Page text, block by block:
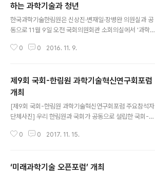
재와 미래’인만큼 발제 및 토론자들은 과학기술의 급속한
발전으로 인해 새롭게 전개될 사회구조적 변화가 청년의
일자리에 미치는 영향을 분석했다. 나아가 과학기술이 청
엇인지 토론했다. 이영무 한양대학교 총장이 ‘이공계 청년
하는 과학기술과 청년
한국과학기술한림원은 신상진·변재일·장병완 의원실과 공
동으로 11월 9일 오전 국회의원회관 소회의실에서 '과학기
구회 포럼'을 개최했다. 이번 포럼에는 각 당 의원들이 대거
일 의원(더불어민주당 청주시청원구·과학기술혁신연구회
공동회장) : “눈부신 발전을 이루어 온 과학기술계인데, 최
근 들어 과학인프라 순위, 산업경쟁력 등이 하락하고 있다.
혁신적인 변화를 모색할 시점이 아닌가 하는 생각이 든다.
과학기술혁신연구회를 통해 지혜로운 해법을 찾아야 할 때
다.” 장병완 의원(국민의당 광주 동구남구 갑·과학기술혁신
0 0 2016. 11. 9.
제9회 국회-한림원 과학기술혁신연구회포럼
개최
[제9회 국회-한림원 과학기술혁신연구회포럼 주요참석자
단체사진] 우리 한림원과 국회가 공동으로 설립한 국회-한
래 과학기술을 위한 정책입법 및 교육, 어떻게 해야 하
고 추진 중인 각종 규제개선과 제도 정비와 관련하여 국내
0 0 2017. 11. 15.
‘미래과학기술 오픈포럼’ 개최